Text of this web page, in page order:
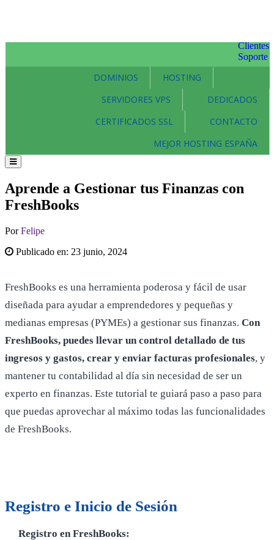
Clientes
Soporte
DOMINIOS
HOSTING
SERVIDORES VPS
DEDICADOS
CERTIFICADOS SSL
CONTACTO
MEJOR HOSTING ESPAÑA
Aprende a Gestionar tus Finanzas con
FreshBooks
PorFelipe
Publicado en: 23 junio, 2024
FreshBooks es una herramienta poderosa y fácil de usar
diseñada para ayudar a emprendedores y pequeñas y
medianas empresas (PYMEs) a gestionar sus finanzas. Con
FreshBooks, puedes llevar un control detallado de tus
ingresos y gastos, crear y enviar facturas profesionales, y
mantener tu contabilidad al día sin necesidad de ser un
experto en finanzas. Este tutorial te guiará paso a paso para
que puedas aprovechar al máximo todas las funcionalidades
de FreshBooks.
Registro e Inicio de Sesión
Registro en FreshBooks: